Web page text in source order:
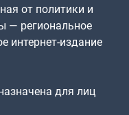
от политики и
— региональное
интернет-издание
для лиц